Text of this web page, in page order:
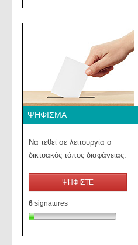
ΨΉΦΙΣΜΑ
Να τεθεί σε λειτουργία ο
δικτυακός τόπος διαφάνειας.
ΨΗΦΙΣΤΕ
6 signatures